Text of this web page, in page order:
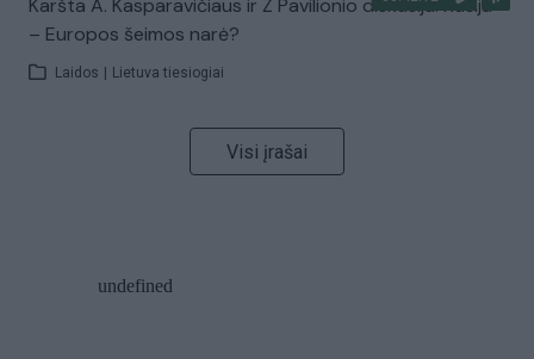
Karšta A. Kasparavičiaus ir Ž Pavilionio diskusija: Rusija
– Europos šeimos narė?
Laidos Lietuva tiesiogiai
Visi įrašai